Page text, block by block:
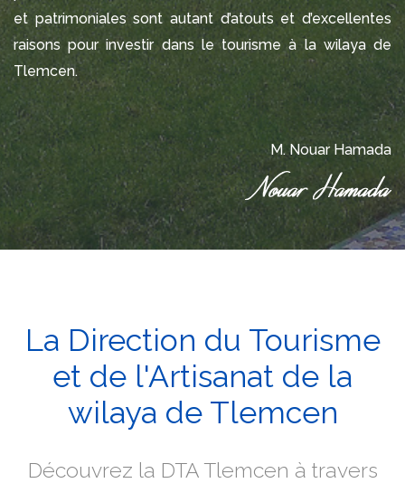
et patrimoniales sont autant d’atouts et d’excellentes
raisons pour investir dans le tourisme à la wilaya de
Tlemcen.
M. Nouar Hamada
La Direction du Tourisme
et de l'Artisanat de la
wilaya de Tlemcen
Découvrez la DTA Tlemcen à travers